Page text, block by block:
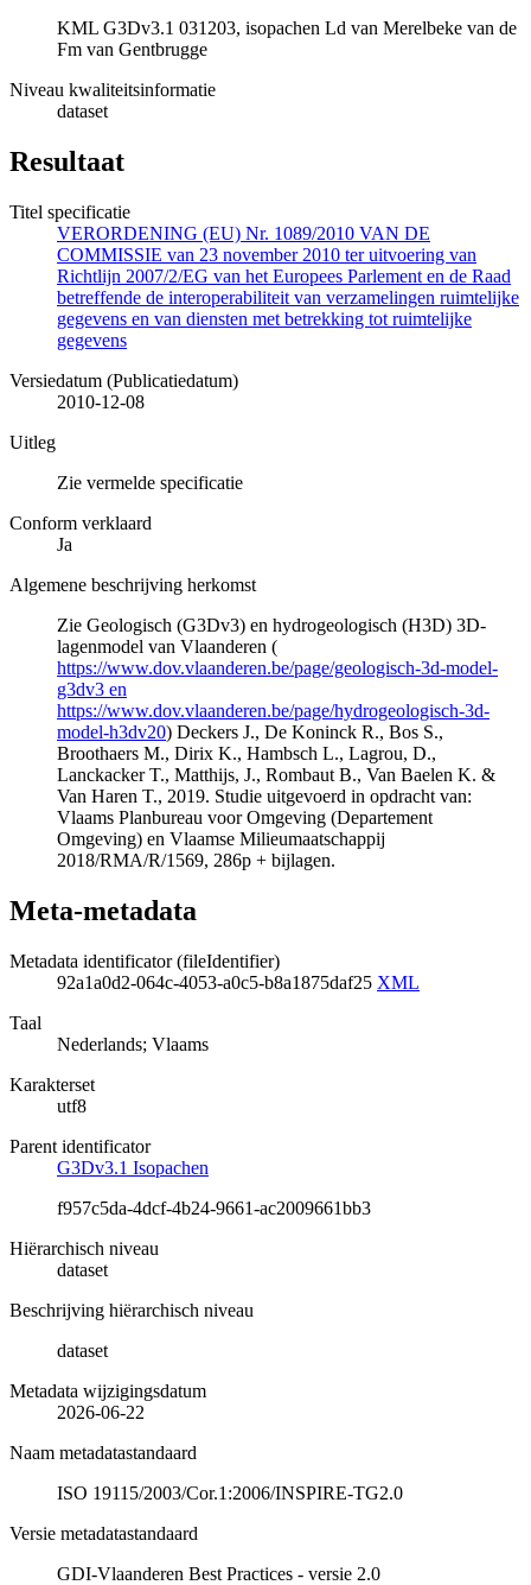
KML G3Dv3.1 031203, isopachen Ld van Merelbeke van de
Fm van Gentbrugge
Niveau kwaliteitsinformatie
dataset
Resultaat
Titel specificatie
VERORDENING (EU) Nr. 1089/2010 VAN DE
COMMISSIE van 23 november 2010 ter uitvoering van
Richtlijn 2007/2/EG van het Europees Parlement en de Raad
betreffende de interoperabiliteit van verzamelingen ruimtelijke
gegevens en van diensten met betrekking tot ruimtelijke
gegevens
Versiedatum (Publicatiedatum)
2010-12-08
Uitleg
Zie vermelde specificatie
Conform verklaard
Ja
Algemene beschrijving herkomst
Zie Geologisch (G3Dv3) en hydrogeologisch (H3D) 3D-
lagenmodel van Vlaanderen (
https://www.dov.vlaanderen.be/page/geologisch-3d-model-
g3dv3 en
https://www.dov.vlaanderen.be/page/hydrogeologisch-3d-
model-h3dv20) Deckers J., De Koninck R., Bos S.,
Broothaers M., Dirix K., Hambsch L., Lagrou, D.,
Lanckacker T., Matthijs, J., Rombaut B., Van Baelen K. &
Van Haren T., 2019. Studie uitgevoerd in opdracht van:
Vlaams Planbureau voor Omgeving (Departement
Omgeving) en Vlaamse Milieumaatschappij
2018/RMA/R/1569, 286p + bijlagen.
Meta-metadata
Metadata identificator (fileIdentifier)
92a1a0d2-064c-4053-a0c5-b8a1875daf25 XML
Taal
Nederlands; Vlaams
Karakterset
utf8
Parent identificator
G3Dv3.1 Isopachen
f957c5da-4dcf-4b24-9661-ac2009661bb3
Hiërarchisch niveau
dataset
Beschrijving hiërarchisch niveau
dataset
Metadata wijzigingsdatum
2026-06-22
Naam metadatastandaard
ISO 19115/2003/Cor.1:2006/INSPIRE-TG2.0
Versie metadatastandaard
GDI-Vlaanderen Best Practices - versie 2.0